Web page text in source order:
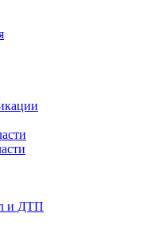
и ДТП